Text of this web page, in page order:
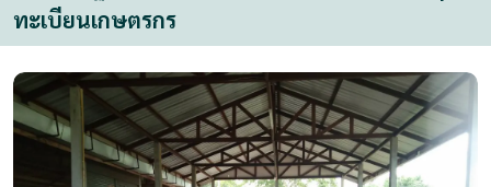
ทะเบียนเกษตรกร